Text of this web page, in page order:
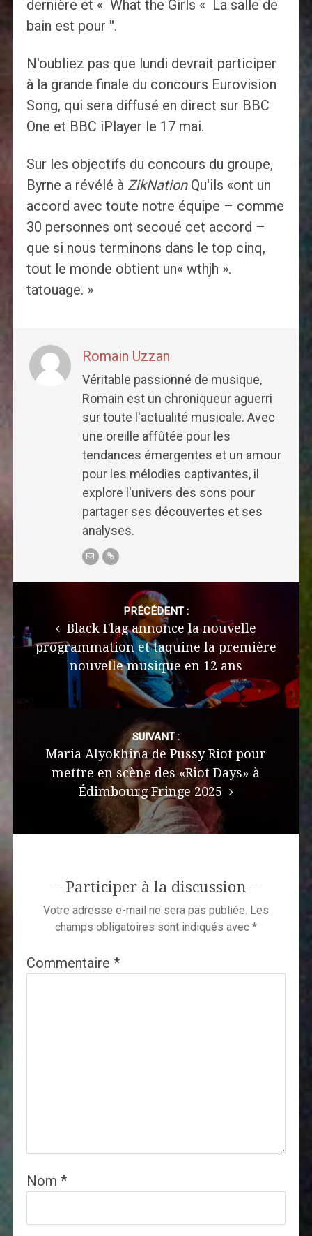
dernière et « What the Girls « La salle de
bain est pour ''.
N'oubliez pas que lundi devrait participer
à la grande finale du concours Eurovision
Song, qui sera diffusé en direct sur BBC
One et BBC iPlayer le 17 mai.
Sur les objectifs du concours du groupe,
Byrne a révélé à ZikNationQu'ils «ont un
accord avec toute notre équipe – comme
30 personnes ont secoué cet accord –
que si nous terminons dans le top cinq,
tout le monde obtient un« wthjh ».
tatouage. »
Romain Uzzan
Véritable passionné de musique,
Romain est un chroniqueur aguerri
sur toute l'actualité musicale. Avec
une oreille affûtée pour les
tendances émergentes et un amour
pour les mélodies captivantes, il
explore l'univers des sons pour
partager ses découvertes et ses
analyses.
PRÉCÉDENT :
Black Flag annonce la nouvelle
programmation et taquine la première
nouvelle musique en 12 ans
SUIVANT :
Maria Alyokhina de Pussy Riot pour
mettre en scène des «Riot Days» à
Édimbourg Fringe 2025
Participer à la discussion
Votre adresse e-mail ne sera pas publiée. Les
champs obligatoires sont indiqués avec *
Commentaire *
Nom *